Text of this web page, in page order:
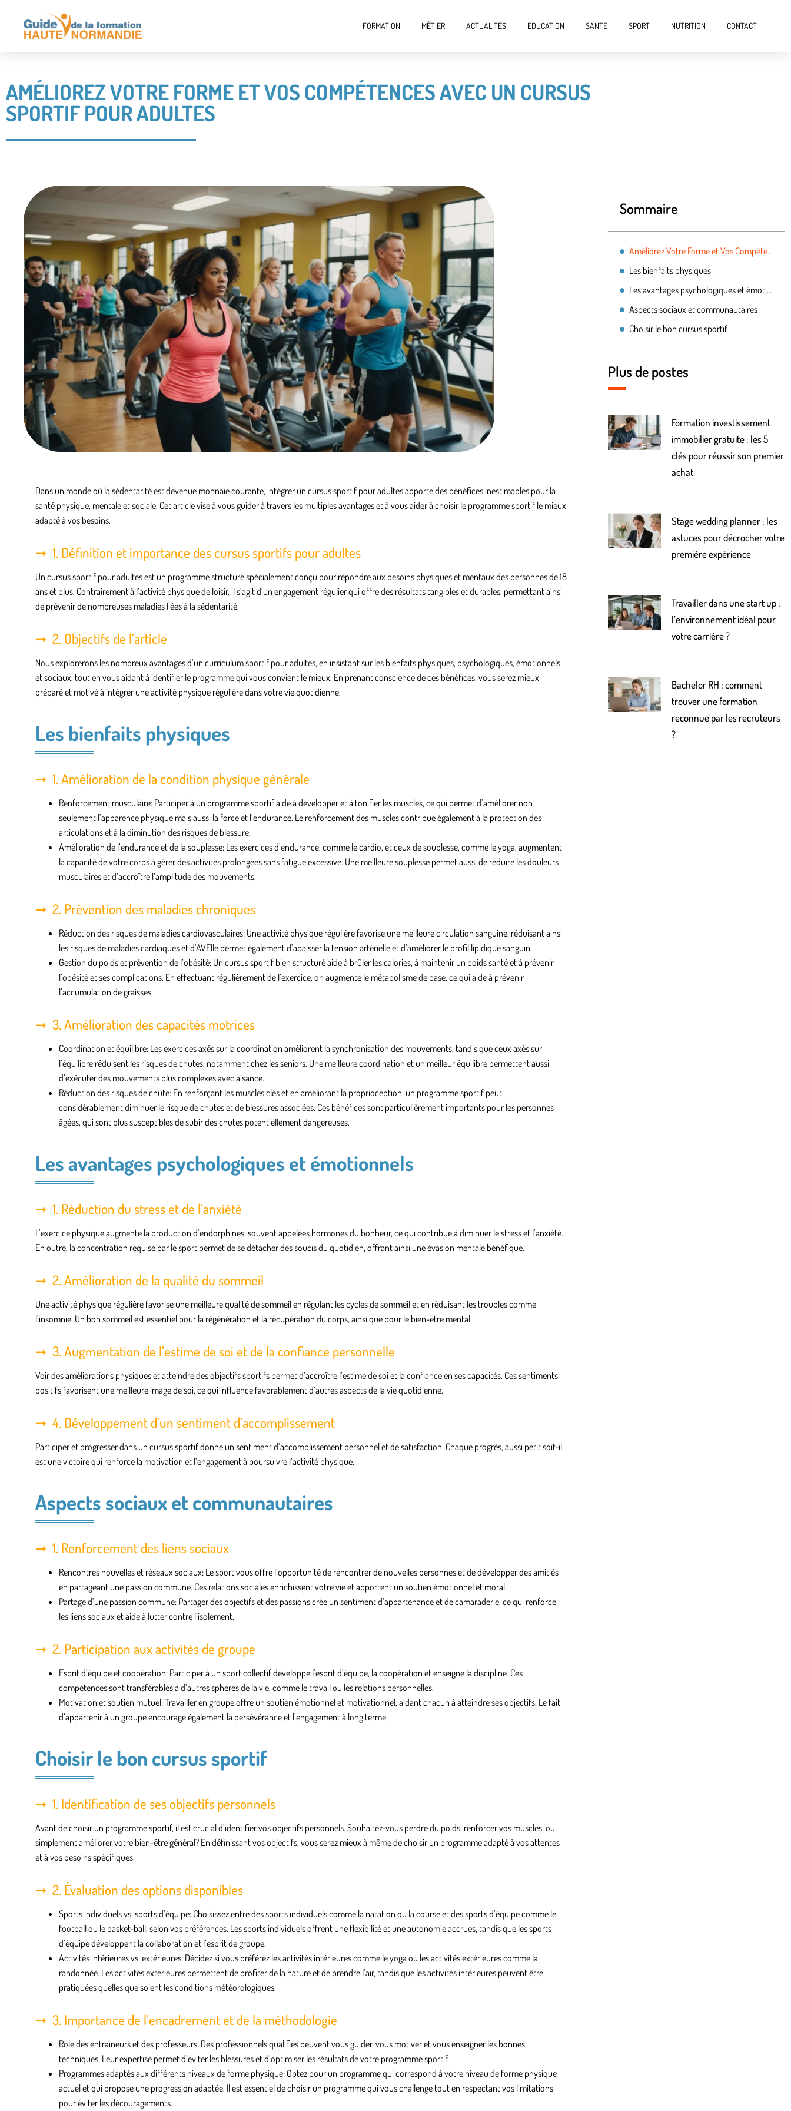
FORMATION MÉTIER ACTUALITÉS EDUCATION SANTE SPORT NUTRITION CONTACT
AMÉLIOREZ VOTRE FORME ET VOS COMPÉTENCES AVEC UN CURSUS
SPORTIF POUR ADULTES
Dans un monde où la sédentarité est devenue monnaie courante, intégrer un cursus sportif pour adultesapporte des bénéfices inestimables pour la
santé physique, mentale et sociale. Cet article vise à vous guider à travers les multiples avantages et à vous aider à choisir le programme sportif le mieux
adapté à vos besoins.
1. Définition et importance des cursus sportifs pour adultes
Un cursus sportif pour adultes est un programme structuré spécialement conçu pour répondre aux besoins physiques et mentaux des personnes de 18
ans et plus. Contrairement à l’activité physique de loisir, il s’agit d’un engagement régulier qui offre des résultats tangibles et durables, permettant ainsi
de prévenir de nombreuses maladies liées à la sédentarité.
2. Objectifs de l’article
Nous explorerons les nombreux avantages d’un curriculum sportif pour adultes, en insistant sur les bienfaits physiques, psychologiques, émotionnels
et sociaux, tout en vous aidant à identifier le programme qui vous convient le mieux. En prenant conscience de ces bénéfices, vous serez mieux
préparé et motivé à intégrer une activité physique régulière dans votre vie quotidienne.
Les bienfaits physiques
1. Amélioration de la condition physique générale
Renforcement musculaire: Participer à un programme sportif aide à développer et à tonifier les muscles, ce qui permet d’améliorer non
seulement l’apparence physique mais aussi la force et l’endurance. Le renforcement des muscles contribue également à la protection des
articulations et à la diminution des risques de blessure.
Amélioration de l’endurance et de la souplesse: Les exercices d’endurance, comme le cardio, et ceux de souplesse, comme le yoga, augmentent
la capacité de votre corps à gérer des activités prolongées sans fatigue excessive. Une meilleure souplesse permet aussi de réduire les douleurs
musculaires et d’accroître l’amplitude des mouvements.
2. Prévention des maladies chroniques
Réduction des risques de maladies cardiovasculaires: Une activité physique régulière favorise une meilleure circulation sanguine, réduisant ainsi
les risques de maladies cardiaques et d’AVElle permet également d’abaisser la tension artérielle et d’améliorer le profil lipidique sanguin.
Gestion du poids et prévention de l’obésité: Un cursus sportif bien structuré aide à brûler les calories, à maintenir un poids santé et à prévenir
l’obésité et ses complications. En effectuant régulièrement de l’exercice, on augmente le métabolisme de base, ce qui aide à prévenir
l’accumulation de graisses.
3. Amélioration des capacités motrices
Coordination et équilibre: Les exercices axés sur la coordination améliorent la synchronisation des mouvements, tandis que ceux axés sur
l’équilibre réduisent les risques de chutes, notamment chez les seniors. Une meilleure coordination et un meilleur équilibre permettent aussi
d’exécuter des mouvements plus complexes avec aisance.
Réduction des risques de chute: En renforçant les muscles clés et en améliorant la proprioception, un programme sportif peut
considérablement diminuer le risque de chutes et de blessures associées. Ces bénéfices sont particulièrement importants pour les personnes
âgées, qui sont plus susceptibles de subir des chutes potentiellement dangereuses.
Les avantages psychologiques et émotionnels
1. Réduction du stress et de l’anxiété
L’exercice physique augmente la production d’endorphines, souvent appelées hormones du bonheur, ce qui contribue à diminuer le stress et l’anxiété.
En outre, la concentration requise par le sport permet de se détacher des soucis du quotidien, offrant ainsi une évasion mentale bénéfique.
2. Amélioration de la qualité du sommeil
Une activité physique régulière favorise une meilleure qualité de sommeil en régulant les cycles de sommeil et en réduisant les troubles comme
l’insomnie. Un bon sommeil est essentiel pour la régénération et la récupération du corps, ainsi que pour le bien-être mental.
3. Augmentation de l’estime de soi et de la confiance personnelle
Voir des améliorations physiques et atteindre des objectifs sportifs permet d’accroître l’estime de soi et la confiance en ses capacités. Ces sentiments
positifs favorisent une meilleure image de soi, ce qui influence favorablement d’autres aspects de la vie quotidienne.
4. Développement d’un sentiment d’accomplissement
Participer et progresser dans un cursus sportif donne un sentiment d’accomplissement personnel et de satisfaction. Chaque progrès, aussi petit soit-il,
est une victoire qui renforce la motivation et l’engagement à poursuivre l’activité physique.
Aspects sociaux et communautaires
1. Renforcement des liens sociaux
Rencontres nouvelles et réseaux sociaux: Le sport vous offre l’opportunité de rencontrer de nouvelles personnes et de développer des amitiés
en partageant une passion commune. Ces relations sociales enrichissent votre vie et apportent un soutien émotionnel et moral.
Partage d’une passion commune: Partager des objectifs et des passions crée un sentiment d’appartenance et de camaraderie, ce qui renforce
les liens sociaux et aide à lutter contre l’isolement.
2. Participation aux activités de groupe
Esprit d’équipe et coopération: Participer à un sport collectif développe l’esprit d’équipe, la coopération et enseigne la discipline. Ces
compétences sont transférables à d’autres sphères de la vie, comme le travail ou les relations personnelles.
Motivation et soutien mutuel: Travailler en groupe offre un soutien émotionnel et motivationnel, aidant chacun à atteindre ses objectifs. Le fait
d’appartenir à un groupe encourage également la persévérance et l’engagement à long terme.
Choisir le bon cursus sportif
1. Identification de ses objectifs personnels
Avant de choisir un programme sportif, il est crucial d’identifier vos objectifs personnels. Souhaitez-vous perdre du poids, renforcer vos muscles, ou
simplement améliorer votre bien-être général? En définissant vos objectifs, vous serez mieux à même de choisir un programme adapté à vos attentes
et à vos besoins spécifiques.
2. Évaluation des options disponibles
Sports individuels vs. sports d’équipe: Choisissez entre des sports individuels comme la natation ou la course et des sports d’équipe comme le
football ou le basket-ball, selon vos préférences. Les sports individuels offrent une flexibilité et une autonomie accrues, tandis que les sports
d’équipe développent la collaboration et l’esprit de groupe.
Activités intérieures vs. extérieures: Décidez si vous préférez les activités intérieures comme le yoga ou les activités extérieures comme la
randonnée. Les activités extérieures permettent de profiter de la nature et de prendre l’air, tandis que les activités intérieures peuvent être
pratiquées quelles que soient les conditions météorologiques.
3. Importance de l’encadrement et de la méthodologie
Rôle des entraîneurs et des professeurs: Des professionnels qualifiés peuvent vous guider, vous motiver et vous enseigner les bonnes
techniques. Leur expertise permet d’éviter les blessures et d’optimiser les résultats de votre programme sportif.
Programmes adaptés aux différents niveaux de forme physique: Optez pour un programme qui correspond à votre niveau de forme physique
actuel et qui propose une progression adaptée. Il est essentiel de choisir un programme qui vous challenge tout en respectant vos limitations
pour éviter les découragements.
Sommaire
Améliorez Votre Forme et Vos Compétences avec un Cursus Sportif pour Adultes
Les bienfaits physiques
Les avantages psychologiques et émotionnels
Aspects sociaux et communautaires
Choisir le bon cursus sportif
Plus de postes
Formation investissement
immobilier gratuite : les 5
clés pour réussir son premier
achat
Stage wedding planner : les
astuces pour décrocher votre
première expérience
Travailler dans une start up :
l’environnement idéal pour
votre carrière ?
Bachelor RH : comment
trouver une formation
reconnue par les recruteurs
?